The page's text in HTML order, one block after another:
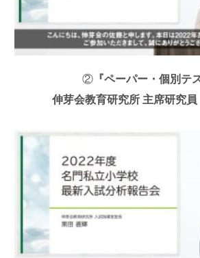
② 『ペーパー・個別テ
伸芽会教育研究所 主席研究